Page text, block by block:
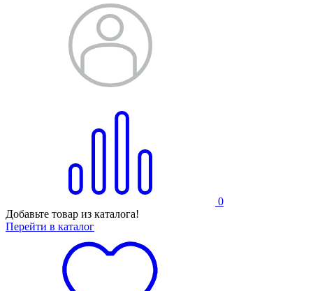
0
Добавьте товар из каталога!
Перейти в каталог